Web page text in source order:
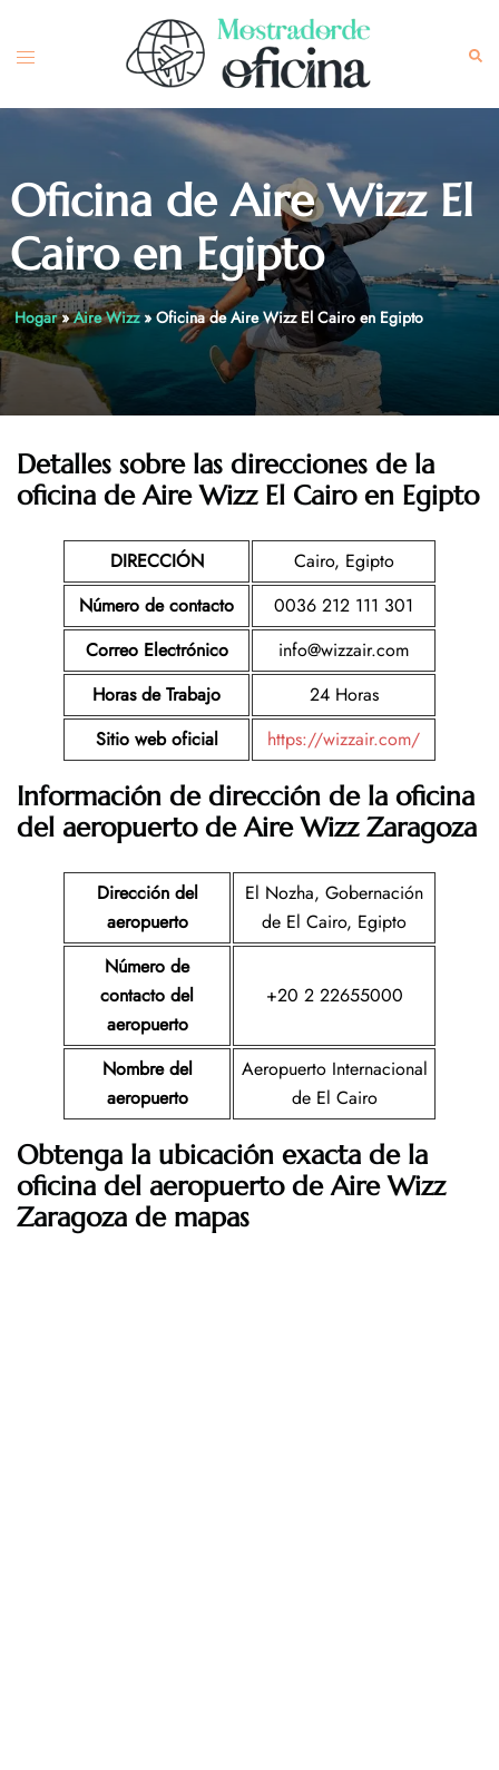
content
Toggle
Oficina de Aire Wizz El
Cairo en Egipto
Hogar»Aire Wizz»Oficina de Aire Wizz El Cairo en Egipto
Detalles sobre las direcciones de la
oficina de Aire Wizz El Cairo en Egipto
DIRECCIÓN
Cairo, Egipto
Número de contacto
0036 212 111 301
Correo Electrónico
info@wizzair.com
Horas de Trabajo
24 Horas
Sitio web oficial
https://wizzair.com/
Información de dirección de la oficina
del aeropuerto de Aire Wizz Zaragoza
Dirección del
aeropuerto
El Nozha, Gobernación
de El Cairo, Egipto
Número de
contacto del
aeropuerto
+20 2 22655000
Nombre del
aeropuerto
Aeropuerto Internacional
de El Cairo
Obtenga la ubicación exacta de la
oficina del aeropuerto de Aire Wizz
Zaragoza de mapas